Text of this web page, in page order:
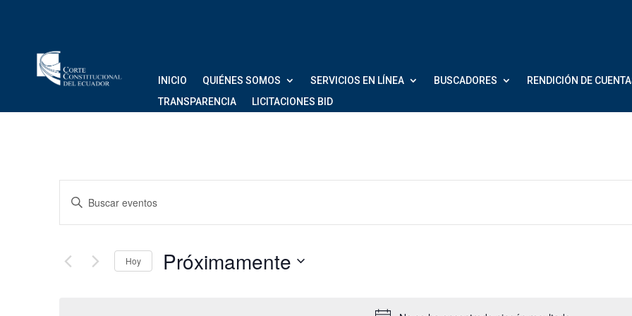
INICIO QUIÉNES SOMOS SERVICIOS EN LÍNEA BUSCADORES
RENDICIÓN DE
TRANSPARENCIA
LICITACIONES BID
Navegación
de
búsqueda
y
Introduce
Busca
Hoy Próximamente